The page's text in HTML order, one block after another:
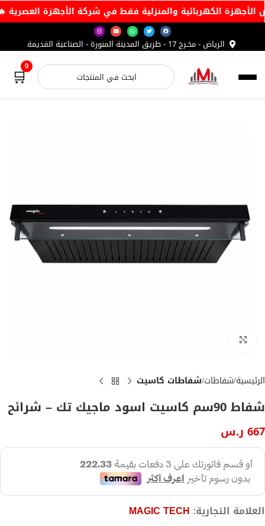
الأجهزة الكهربائية والمنزلية فقط في شركة الأجهزة
الرياض - مخـرج 17 - طريق المدينة المنورة - الصناعية القديمة
🛒0
الرئيسية شفاطات شفاطات كاسيت
شفاط 90سم كاسيت اسود ماجيك تك – شرائح
667 ر.س
العلامة التجارية: MAGIC TECH